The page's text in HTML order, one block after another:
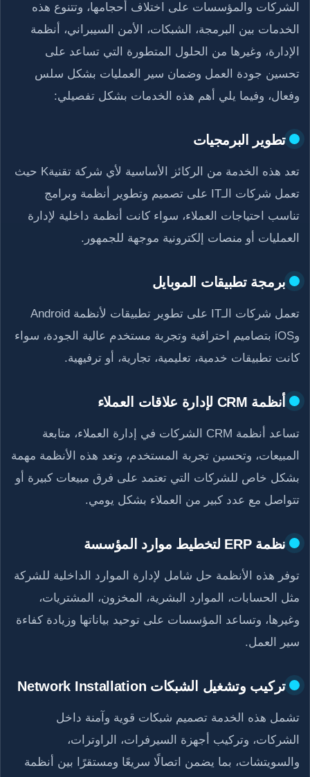
الشركات والمؤسسات على اختلاف أحجامها، وتتنوع هذه
الخدمات بين البرمجة، الشبكات، الأمن السيبراني، أنظمة
الإدارة، وغيرها من الحلول المتطورة التي تساعد على
تحسين جودة العمل وضمان سير العمليات بشكل سلس
وفعال، وفيما يلي أهم هذه الخدمات بشكل تفصيلي:
تطوير البرمجيات
تعد هذه الخدمة من الركائز الأساسية لأي شركة تقنيةK حيث
تعمل شركات الـIT على تصميم وتطوير أنظمة وبرامج
تناسب احتياجات العملاء، سواء كانت أنظمة داخلية لإدارة
العمليات أو منصات إلكترونية موجهة للجمهور.
برمجة تطبيقات الموبايل
تعمل شركات الـIT على تطوير تطبيقات لأنظمة Android
وiOS بتصاميم احترافية وتجربة مستخدم عالية الجودة، سواء
كانت تطبيقات خدمية، تعليمية، تجارية، أو ترفيهية.
أنظمة CRM لإدارة علاقات العملاء
تساعد أنظمة CRM الشركات في إدارة العملاء، متابعة
المبيعات، وتحسين تجربة المستخدم، وتعد هذه الأنظمة مهمة
بشكل خاص للشركات التي تعتمد على فرق مبيعات كبيرة أو
تتواصل مع عدد كبير من العملاء بشكل يومي.
نظمة ERP لتخطيط موارد المؤسسة
توفر هذه الأنظمة حل شامل لإدارة الموارد الداخلية للشركة
مثل الحسابات، الموارد البشرية، المخزون، المشتريات،
وغيرها، وتساعد المؤسسات على توحيد بياناتها وزيادة كفاءة
سير العمل.
تركيب وتشغيل الشبكات Network Installation
تشمل هذه الخدمة تصميم شبكات قوية وآمنة داخل
الشركات، وتركيب أجهزة السيرفرات، الراوترات،
والسويتشات، بما يضمن اتصالًا سريعًا ومستقرًا بين أنظمة